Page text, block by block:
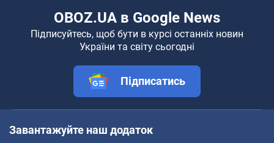
OBOZ.UA в Google News
Підписуйтесь, щоб бути в курсі останніх новин
України та світу сьогодні
Підписатись
Завантажуйте наш додаток